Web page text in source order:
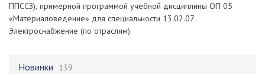
Новинки 139
ППССЗ), примерной программой учебной дисциплины ОП 05
«Материаловедение» для специальности 13.02.07
Электроснабжение (по отраслям).